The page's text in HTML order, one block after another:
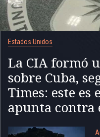
Estados Unidos
La CIA formó
sobre Cuba,
Times: este es
apunta contra